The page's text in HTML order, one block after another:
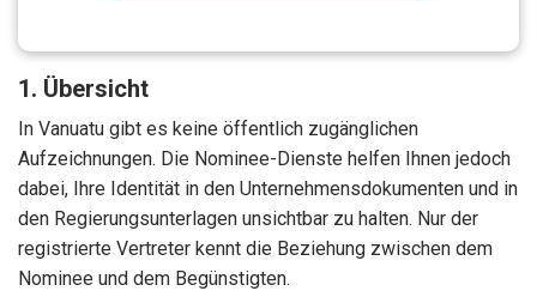
1. Übersicht
In Vanuatu gibt es keine öffentlich zugänglichen
Aufzeichnungen. Die Nominee-Dienste helfen Ihnen jedoch
dabei, Ihre Identität in den Unternehmensdokumenten und in
den Regierungsunterlagen unsichtbar zu halten. Nur der
registrierte Vertreter kennt die Beziehung zwischen dem
Nominee und dem Begünstigten.